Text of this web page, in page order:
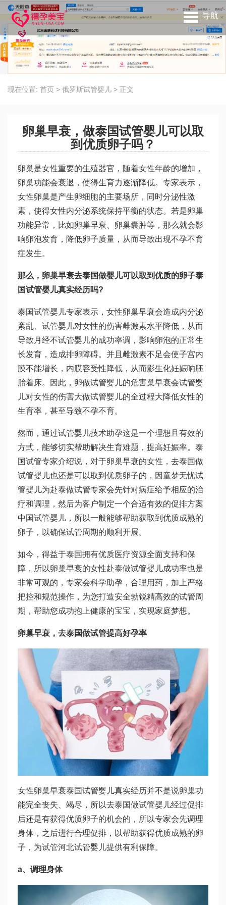
导航
现在位置: 首页 > 俄罗斯试管婴儿 > 正文
卵巢早衰，做泰国试管婴儿可以取
到优质卵子吗？
卵巢是女性重要的生殖器官，随着女性年龄的增加，
卵巢功能会衰退，使得生育力逐渐降低。专家表示，
女性卵巢是产生卵细胞的主要场所，同时分泌性激
素，使得女性内分泌系统保持平衡的状态。若是卵巢
功能异常，比如卵巢早衰、卵巢囊肿等，那么就会影
响卵泡发育，降低卵子质量，从而导致出现不孕不育
症发生。
那么，卵巢早衰去泰国做婴儿可以取到优质的卵子泰
国试管婴儿真实经历吗?
泰国试管婴儿专家表示，女性卵巢早衰会造成内分泌
紊乱、 试管婴儿对女性的伤害雌激素水平降低，从而
导致月经不试管婴儿的成功率调，影响卵泡的正常生
长发育，造成排卵障碍。并且雌激素不足会使子宫内
膜不能增长，内膜容受性降低，从而影生化妊娠响胚
胎着床。因此，卵做试管婴儿的危害巢早衰会试管婴
儿对女性的伤害大做试管婴儿的全过程大降低女性的
生育率，甚至导致不孕不育。
然而，通过试管婴儿技术助孕这是一个理想且有效的
方式，能够切实帮助解决生育难题，提高妊娠率。泰
国试管专家介绍说，对于卵巢早衰的女性，去泰国做
试管婴儿也还是可以取到优质卵子的，因童梦无忧试
管婴儿为赴泰做试管专家会先针对病症给予相应的治
疗和调理，然后为客户制定一个合适有效的促排方案
中国试管婴儿 ，所以一般能够帮助获取到优质成熟的
卵子，以确保试管周期的顺利开展。
如今，得益于泰国拥有优质医疗资源全面支持和保
障，所以卵巢早衰的女性赴泰做试管婴儿成功率也是
非常可观的，专家会科学助孕，合理用药，加上严格
把控和规范操作，为您打造安全勃锐精高效的试管周
期，帮助您成功抱上健康的宝宝，实现家庭梦想。
卵巢早衰，去泰国做试管提高好孕率
女性卵巢早衰泰国试管婴儿真实经历并不是说卵巢功
能完全丧失、竭尽，所以去泰国做试管婴儿经过促排
后还是有获得优质卵子的机会的，所以专家会先调理
身体，之后进行合理促排，以帮助获得优质成熟的卵
子，为试管河北试管婴儿提供有利保障。
a、调理身体